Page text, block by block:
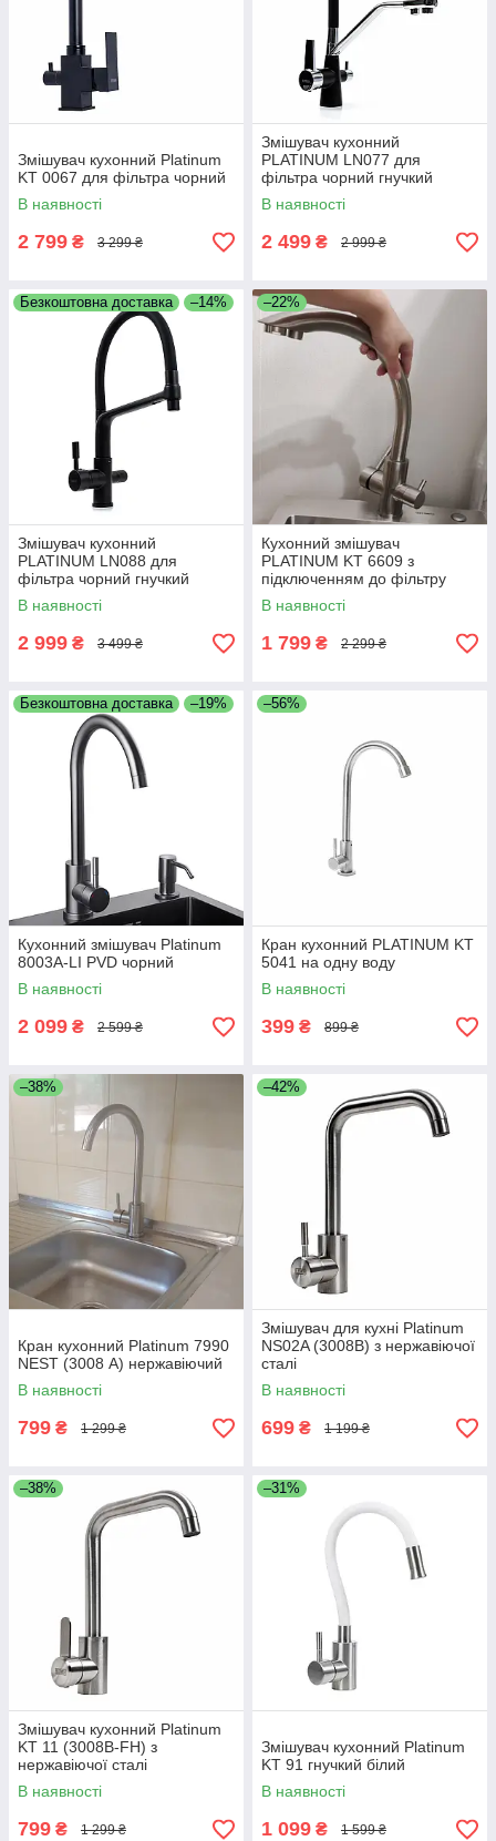
Змішувач кухонний Platinum
KT 0067 для фільтра чорний
В наявності
2 799 ₴ 3 299 ₴
Змішувач кухонний
PLATINUM LN077 для
фільтра чорний гнучкий
В наявності
2 499 ₴ 2 999 ₴
Безкоштовна доставка –14%
Змішувач кухонний
PLATINUM LN088 для
фільтра чорний гнучкий
В наявності
2 999 ₴ 3 499 ₴
–22%
Кухонний змішувач
PLATINUM KT 6609 з
підключенням до фільтру
В наявності
1 799 ₴ 2 299 ₴
Безкоштовна доставка –19%
Кухонний змішувач Platinum
8003А-LI PVD чорний
В наявності
2 099 ₴ 2 599 ₴
–56%
Кран кухонний PLATINUM KT
5041 на одну воду
В наявності
399 ₴ 899 ₴
–38%
Кран кухонний Platinum 7990
NEST (3008 А) нержавіючий
В наявності
799 ₴ 1 299 ₴
–42%
Змішувач для кухні Platinum
NS02A (3008B) з нержавіючої
сталі
В наявності
699 ₴ 1 199 ₴
–38%
Змішувач кухонний Platinum
KT 11 (3008B-FH) з
нержавіючої сталі
В наявності
799 ₴ 1 299 ₴
–31%
Змішувач кухонний Platinum
KT 91 гнучкий білий
В наявності
1 099 ₴ 1 599 ₴